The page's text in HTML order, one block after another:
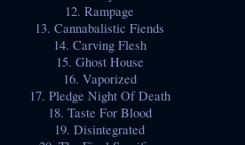
12. Rampage
13. Cannabalistic Fiends
14. Carving Flesh
15. Ghost House
16. Vaporized
17. Pledge Night Of Death
18. Taste For Blood
19. Disintegrated